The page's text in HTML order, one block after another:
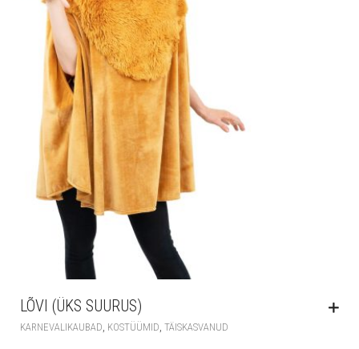
LÕVI (ÜKS SUURUS)
KARNEVALIKAUBAD, KOSTÜÜMID, TÄISKASVANUD